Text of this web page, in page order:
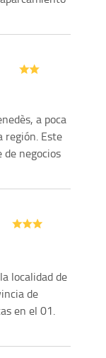
a poca
región. Este
negocios
localidad de
de
en el 01.